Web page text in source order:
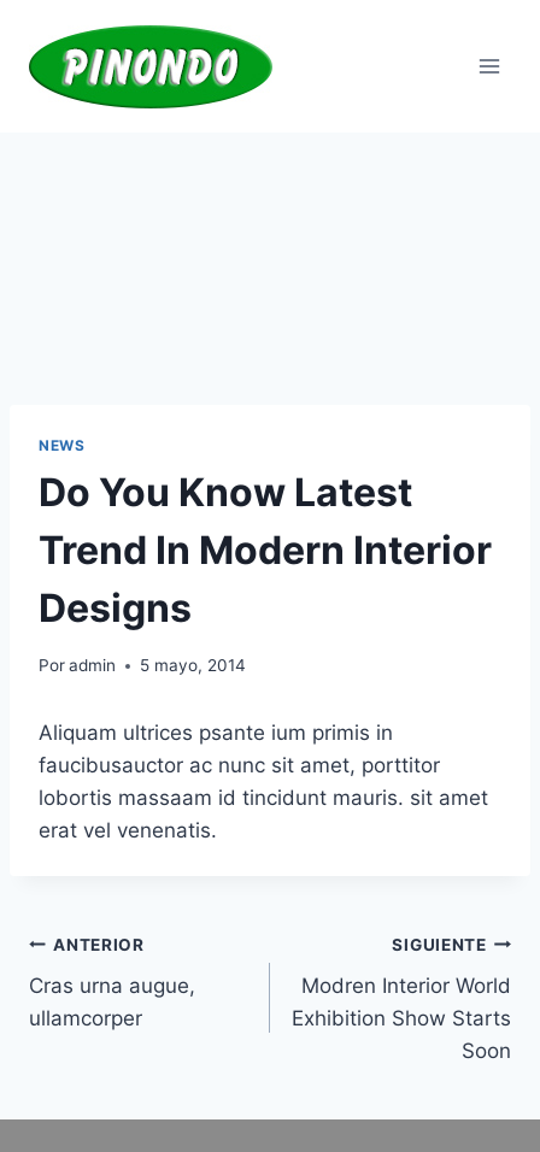
contenido
NEWS
Do You Know Latest
Trend In Modern Interior
Designs
Poradmin 5 mayo, 2014
Aliquam ultrices psante ium primis in
faucibusauctor ac nunc sit amet, porttitor
lobortis massaam id tincidunt mauris. sit amet
erat vel venenatis.
Navegación
de
ANTERIOR
Cras urna augue,
ullamcorper
SIGUIENTE
Modren Interior World
Exhibition Show Starts
Soon